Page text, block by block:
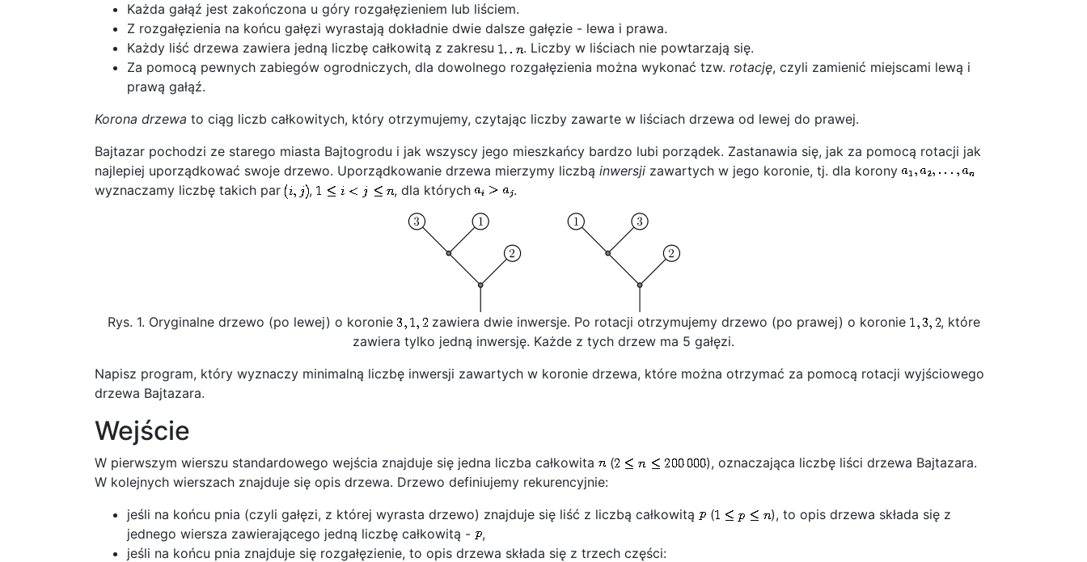
Każda gałąź jest zakończona u góry rozgałęzieniem lub liściem.
Z rozgałęzienia na końcu gałęzi wyrastają dokładnie dwie dalsze gałęzie - lewa i prawa.
Każdy liść drzewa zawiera jedną liczbę całkowitą z zakresu
. Liczby w liściach nie powtarzają się.
Za pomocą pewnych zabiegów ogrodniczych, dla dowolnego rozgałęzienia można wykonać tzw. rotację, czyli zamienić miejscami lewą i
prawą gałąź.
Korona drzewa to ciąg liczb całkowitych, który otrzymujemy, czytając liczby zawarte w liściach drzewa od lewej do prawej.
Bajtazar pochodzi ze starego miasta Bajtogrodu i jak wszyscy jego mieszkańcy bardzo lubi porządek. Zastanawia się, jak za pomocą rotacji jak
najlepiej uporządkować swoje drzewo. Uporządkowanie drzewa mierzymy liczbą inwersji zawartych w jego koronie, tj. dla korony
wyznaczamy liczbę takich par
, , dla których .
Rys. 1. Oryginalne drzewo (po lewej) o koronie zawiera dwie inwersje. Po rotacji otrzymujemy drzewo (po prawej) o koronie
, które
zawiera tylko jedną inwersję. Każde z tych drzew ma 5 gałęzi.
Napisz program, który wyznaczy minimalną liczbę inwersji zawartych w koronie drzewa, które można otrzymać za pomocą rotacji wyjściowego
drzewa Bajtazara.
Wejście
W pierwszym wierszu standardowego wejścia znajduje się jedna liczba całkowita (
), oznaczająca liczbę liści drzewa Bajtazara.
W kolejnych wierszach znajduje się opis drzewa. Drzewo definiujemy rekurencyjnie:
jeśli na końcu pnia (czyli gałęzi, z której wyrasta drzewo) znajduje się liść z liczbą całkowitą
(
), to opis drzewa składa się z
jednego wiersza zawierającego jedną liczbę całkowitą -
,
jeśli na końcu pnia znajduje się rozgałęzienie, to opis drzewa składa się z trzech części: